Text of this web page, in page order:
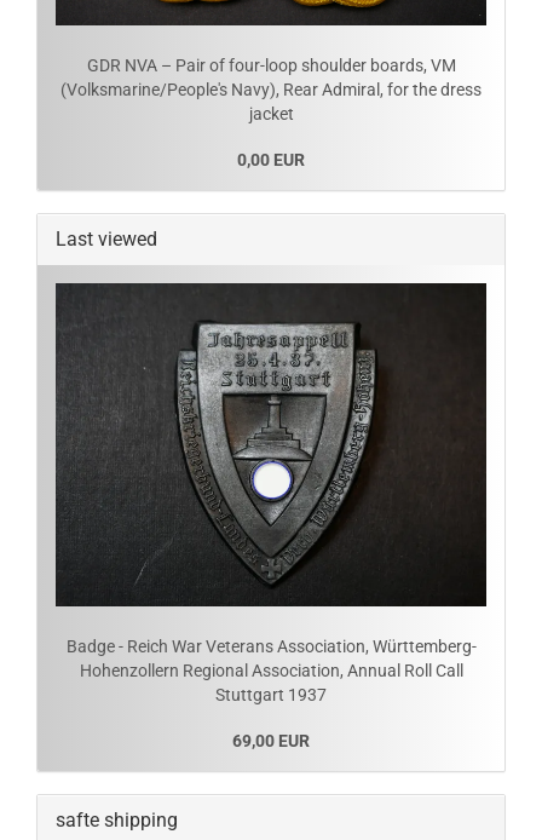
GDR NVA – Pair of four-loop shoulder boards, VM
(Volksmarine/People's Navy), Rear Admiral, for the dress
jacket
0,00 EUR
Last viewed
Badge - Reich War Veterans Association, Württemberg-
Hohenzollern Regional Association, Annual Roll Call
Stuttgart 1937
69,00 EUR
safte shipping